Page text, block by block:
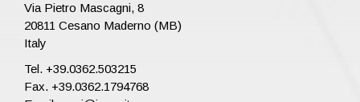
Via Pietro Mascagni, 8
20811 Cesano Maderno (MB)
Italy
Tel. +39.0362.503215
Fax. +39.0362.1794768